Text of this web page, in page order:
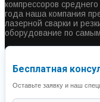
компрессоров
года наша компания
лазерной сварки и
оборудование по
Бесплатная
Оставьте заявку и наш